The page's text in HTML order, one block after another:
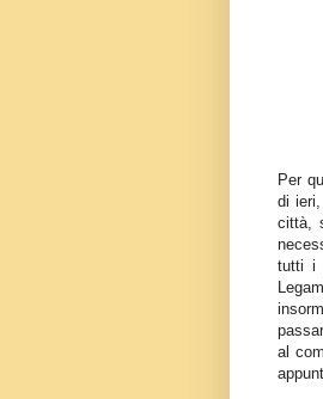
Per
di
città,
tutti i
al